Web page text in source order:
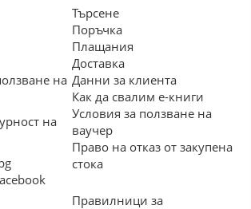
на
на
Търсене
Поръчка
Плащания
Доставка
Данни за клиента
Как да свалим е-книги
Условия за ползване на
ваучер
Право на отказ от закупена
стока
Правилници за